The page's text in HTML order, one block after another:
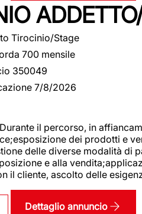
Tirocinio/Stage
700 mensile
350049
7/8/2026
il percorso, in
dei prodotti e
delle diverse modalità
e alla
il cliente, ascolto delle
Dettaglio annuncio